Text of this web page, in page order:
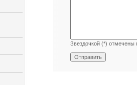
Звездочкой (*) отмечены